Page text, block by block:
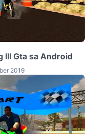
III Gta sa Android
2019